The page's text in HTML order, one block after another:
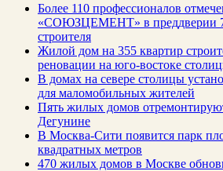
Более 110 профессионалов
«СОЮЗЦЕМЕНТ» в преддверии
строителя
Жилой дом на 355 квартир
реновации на юго-востоке
В домах на севере столицы
для маломобильных жителей
Пять жилых домов
Дегунине
В Москва-Сити появится парк
квадратных метров
470 жилых домов в Москве